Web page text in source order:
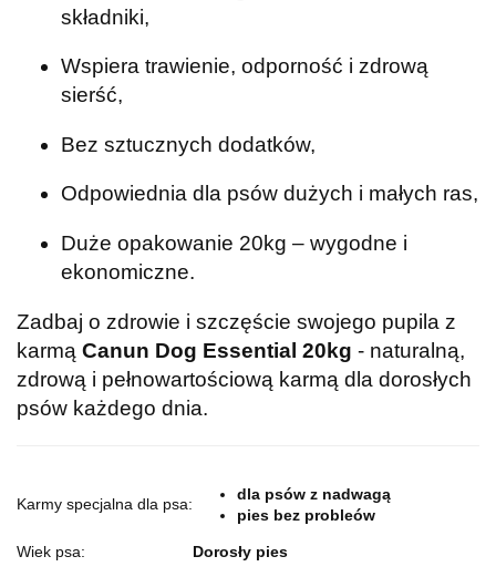
składniki,
Wspiera trawienie, odporność i zdrową
sierść,
Bez sztucznych dodatków,
Odpowiednia dla psów dużych i małych ras,
Duże opakowanie 20kg – wygodne i
ekonomiczne.
Zadbaj o zdrowie i szczęście swojego pupila z
karmą Canun Dog Essential 20kg - naturalną,
zdrową i pełnowartościową karmą dla dorosłych
psów każdego dnia.
Karmy specjalna dla psa:
dla psów z nadwagą
pies bez probleów
Wiek psa: Dorosły pies